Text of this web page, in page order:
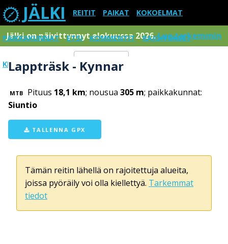
JÄLKI REITIT PAIKAT KOKOELMAT
PAIKKAKUNNAT ETSI KOMMENTIT RAJOITUKSET
KIRJAUDU SISÄÄN Menu
Jälki on päivittynnyt elokuussa 2026.Lue tarkemmin
Lappträsk - Kynnar
MTB Pituus 18,1 km; nousua 305 m; paikkakunnat:
Siuntio
TALLENNA GPX
Tämän reitin lähellä on rajoitettuja alueita,
joissa pyöräily voi olla kiellettyä. Tarkemmat
tiedot